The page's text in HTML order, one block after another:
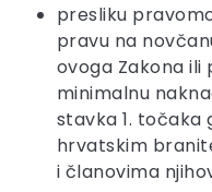
presliku
pravu na
ovoga Zakona ili
minimalnu
stavka 1. točaka
hrvatskim
i članovima